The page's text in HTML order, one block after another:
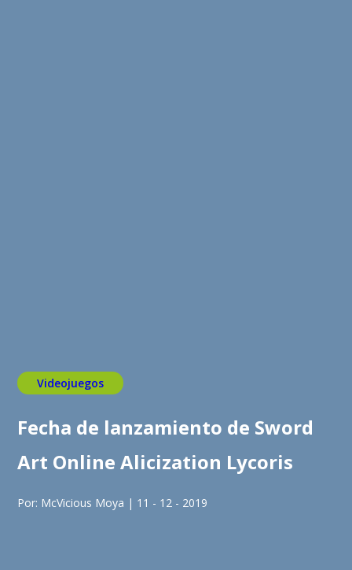
Videojuegos
Fecha de lanzamiento de Sword
Art Online Alicization Lycoris
Por: McVicious Moya | 11 - 12 - 2019